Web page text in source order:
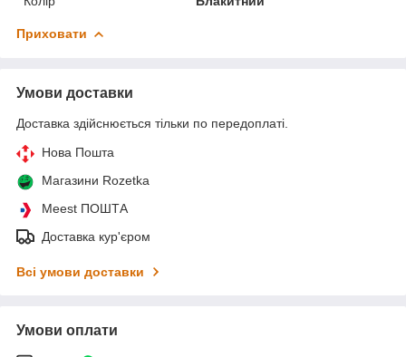
Приховати
Умови доставки
Доставка здійснюється тільки по передоплаті.
Нова Пошта
Магазини Rozetka
Meest ПОШТА
Доставка кур'єром
Всі умови доставки
Умови оплати